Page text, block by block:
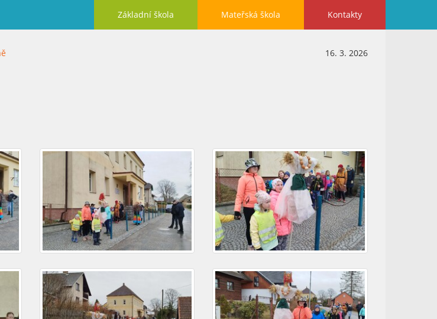
Základní škola Mateřská škola Kontakty
16. 3. 2026